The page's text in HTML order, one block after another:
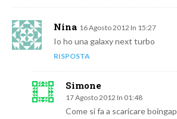
Nina 16 Agosto 2012 In 15:27
Io ho una galaxy next turbo
RISPOSTA
Simone
17 Agosto 2012 In 01:48
Come si fa a scaricare